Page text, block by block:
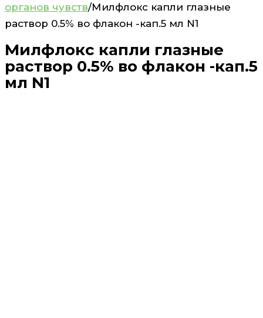
органов чувств/Милфлокс капли глазные
раствор 0.5% во флакон -кап.5 мл N1
Милфлокс капли глазные
раствор 0.5% во флакон -кап.5
мл N1